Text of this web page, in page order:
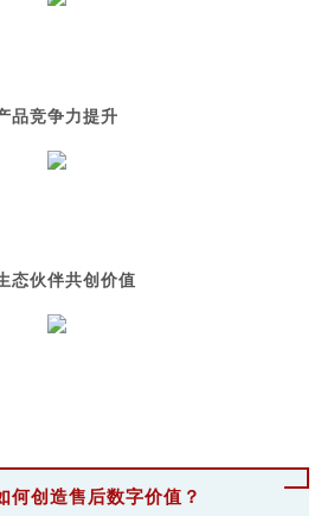
品竞争力提升
态伙伴共创价值
何创造售后数字价值？